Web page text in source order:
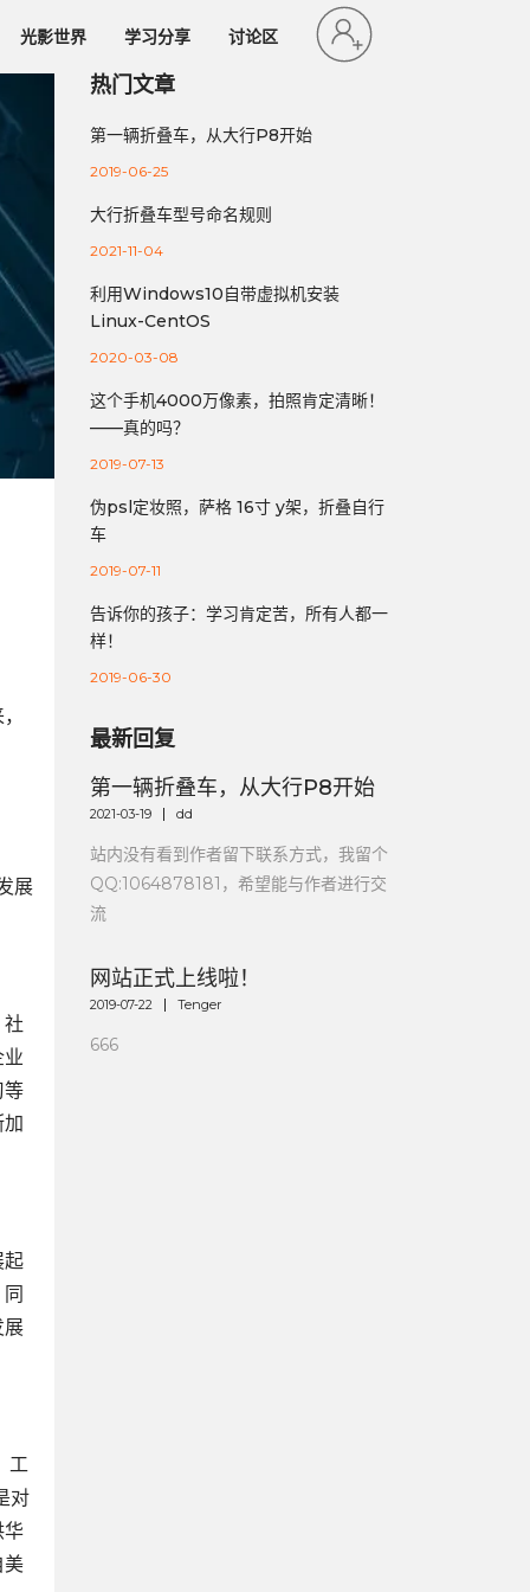
光影世界 学习分享 讨论区
展
等
起
展
工
对
华
美
热门文章
第一辆折叠车，从大行P8开始
2019-06-25
大行折叠车型号命名规则
2021-11-04
利用Windows10自带虚拟机安装
Linux-CentOS
2020-03-08
这个手机4000万像素，拍照肯定清晰！
——真的吗？
2019-07-13
伪psl定妆照，萨格 16寸 y架，折叠自行
车
2019-07-11
告诉你的孩子：学习肯定苦，所有人都一
样！
2019-06-30
最新回复
第一辆折叠车，从大行P8开始
2021-03-19 dd
站内没有看到作者留下联系方式，我留个
QQ:1064878181，希望能与作者进行交
流
网站正式上线啦！
2019-07-22 Tenger
666